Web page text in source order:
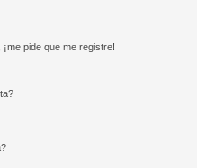
pide que me registre!